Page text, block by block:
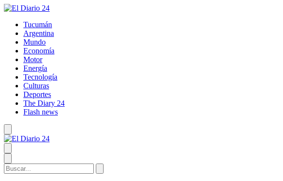
Tucumán
Argentina
Mundo
Economía
Motor
Energía
Tecnología
Culturas
Deportes
The Diary 24
Flash news